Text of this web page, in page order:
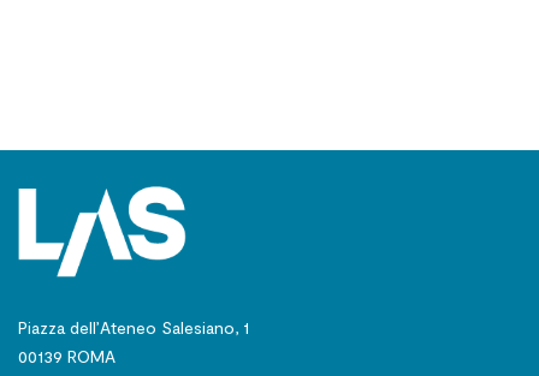
Piazza dell’Ateneo Salesiano, 1
00139 ROMA